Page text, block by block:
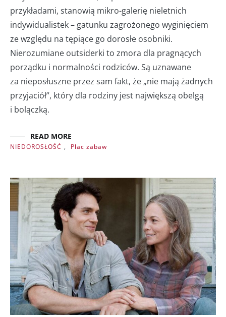
przykładami, stanowią mikro-galerię nieletnich
indywidualistek – gatunku zagrożonego wyginięciem
ze względu na tępiące go dorosłe osobniki.
Nierozumiane outsiderki to zmora dla pragnących
porządku i normalności rodziców. Są uznawane
za nieposłuszne przez sam fakt, że „nie mają żadnych
przyjaciół”, który dla rodziny jest największą obelgą
i bolączką.
READ MORE
NIEDOROSŁOŚĆ , Plac zabaw